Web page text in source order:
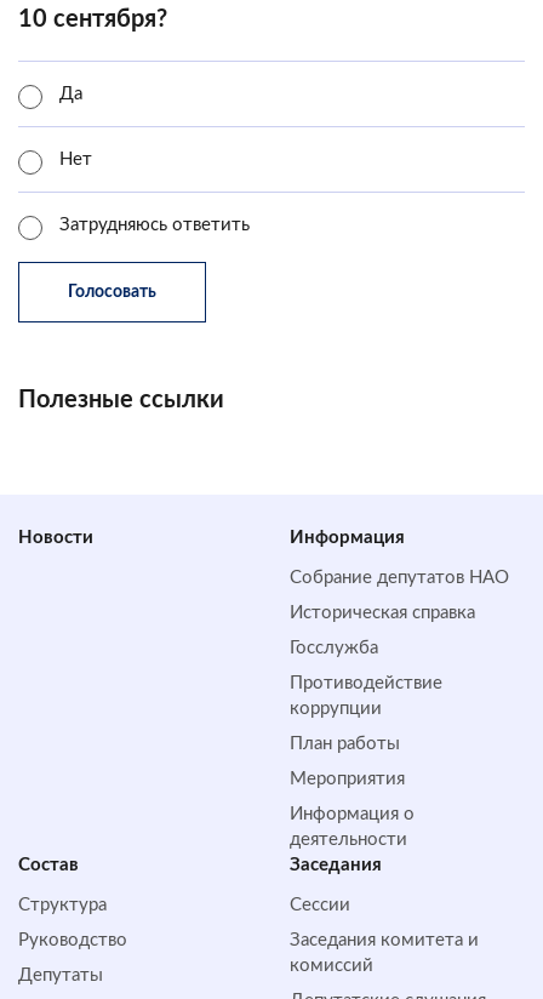
10 сентября?
Да
Нет
Затрудняюсь ответить
Полезные ссылки
Новости Информация
Собрание депутатов НАО
Историческая справка
Госслужба
Противодействие
коррупции
План работы
Мероприятия
Информация о
деятельности
Состав
Структура
Руководство
Депутаты
Заседания
Сессии
Заседания комитета и
комиссий